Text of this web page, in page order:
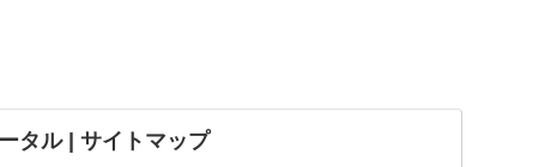
タル | サイトマップ